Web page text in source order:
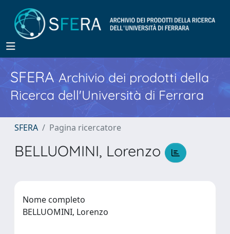
SFERA Archivio dei prodotti della
Ricerca dell'Università di Ferrara
SFERA Pagina ricercatore
BELLUOMINI, Lorenzo
Nome completo
BELLUOMINI, Lorenzo